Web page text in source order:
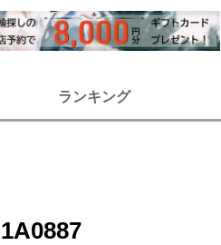
ランキング
1A0887